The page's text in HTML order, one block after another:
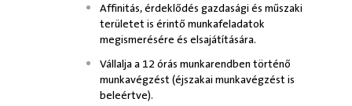
Affinitás, érdeklődés gazdasági és műszaki
területet is érintő munkafeladatok
megismerésére és elsajátítására.
Vállalja a 12 órás munkarendben történő
munkavégzést (éjszakai munkavégzést is
beleértve).